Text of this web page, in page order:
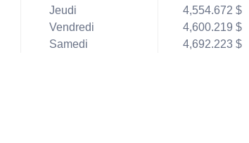
Jeudi
Vendredi
Samedi
4,554.672 $
4,600.219 $
4,692.223 $